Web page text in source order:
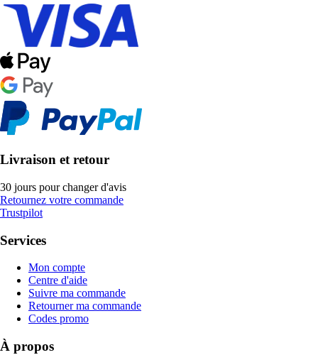
Livraison et retour
30 jours pour changer d'avis
Retournez votre commande
Trustpilot
Services
Mon compte
Centre d'aide
Suivre ma commande
Retourner ma commande
Codes promo
À propos